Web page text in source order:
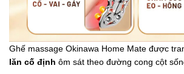
Ghế massage Okinawa Home Mate được
lăn cố định ôm sát theo đường cong cột